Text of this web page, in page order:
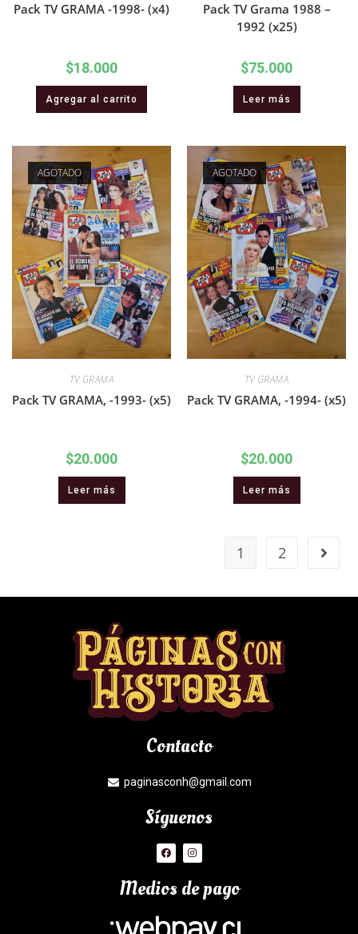
Pack TV GRAMA -1998- (x4)
$18.000
Agregar al carrito
Pack TV Grama 1988 –
1992 (x25)
$75.000
Leer más
AGOTADO
TV GRAMA
Pack TV GRAMA, -1993- (x5)
$20.000
Leer más
AGOTADO
TV GRAMA
Pack TV GRAMA, -1994- (x5)
$20.000
Leer más
1 2
Contacto
paginasconh@gmail.com
Síguenos
Medios de pago